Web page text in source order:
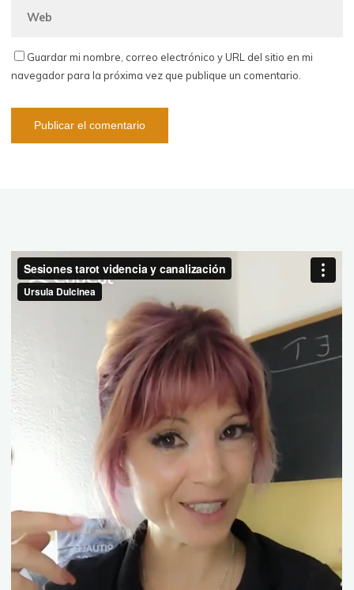
Guardar mi nombre, correo electrónico y URL del sitio en mi
navegador para la próxima vez que publique un comentario.